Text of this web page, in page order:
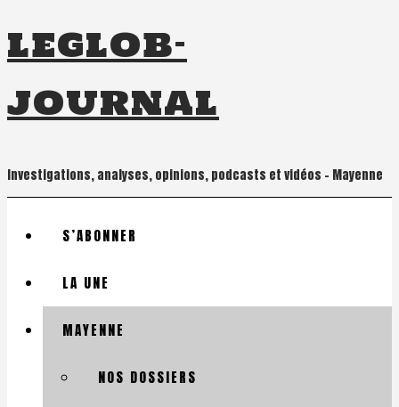
leglob-
journal
Investigations, analyses, opinions, podcasts et vidéos – Mayenne
S’ABONNER
LA UNE
MAYENNE
NOS DOSSIERS